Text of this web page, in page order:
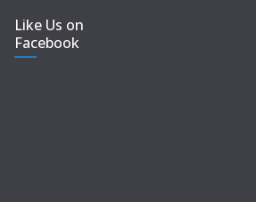
Like Us on
Facebook